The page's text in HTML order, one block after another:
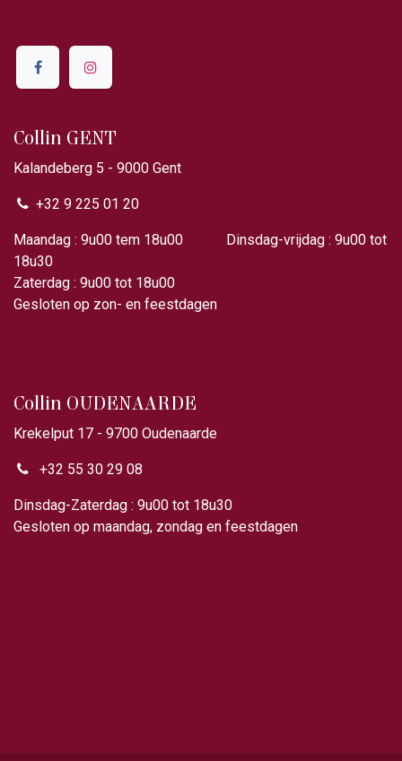
Collin GENT
Kalandeberg 5 - 9000 Gent​
+32 9 225 01 20
Maandag : 9u00 tem 18u00 Dinsdag-vrijdag : 9u00 tot
18u30
Zaterdag : 9u00 tot 18u00
Gesloten op zon- en feestdagen
Collin OUDENAARDE
Krekelput 17 - 9700 Oudenaarde
+32 55 30 29 08
Dinsdag-Zaterdag : 9u00 tot 18u30
Gesloten op maandag, zondag en feestdagen